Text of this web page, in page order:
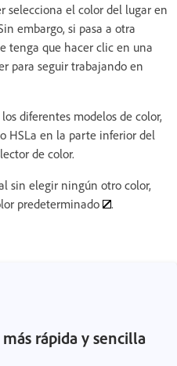
selecciona el color del lugar en
embargo, si pasa a otra
tenga que hacer clic en una
para seguir trabajando en
diferentes modelos de color,
HSLa en la parte inferior del
de color.
sin elegir ningún otro color,
predeterminado
.
rápida y sencilla